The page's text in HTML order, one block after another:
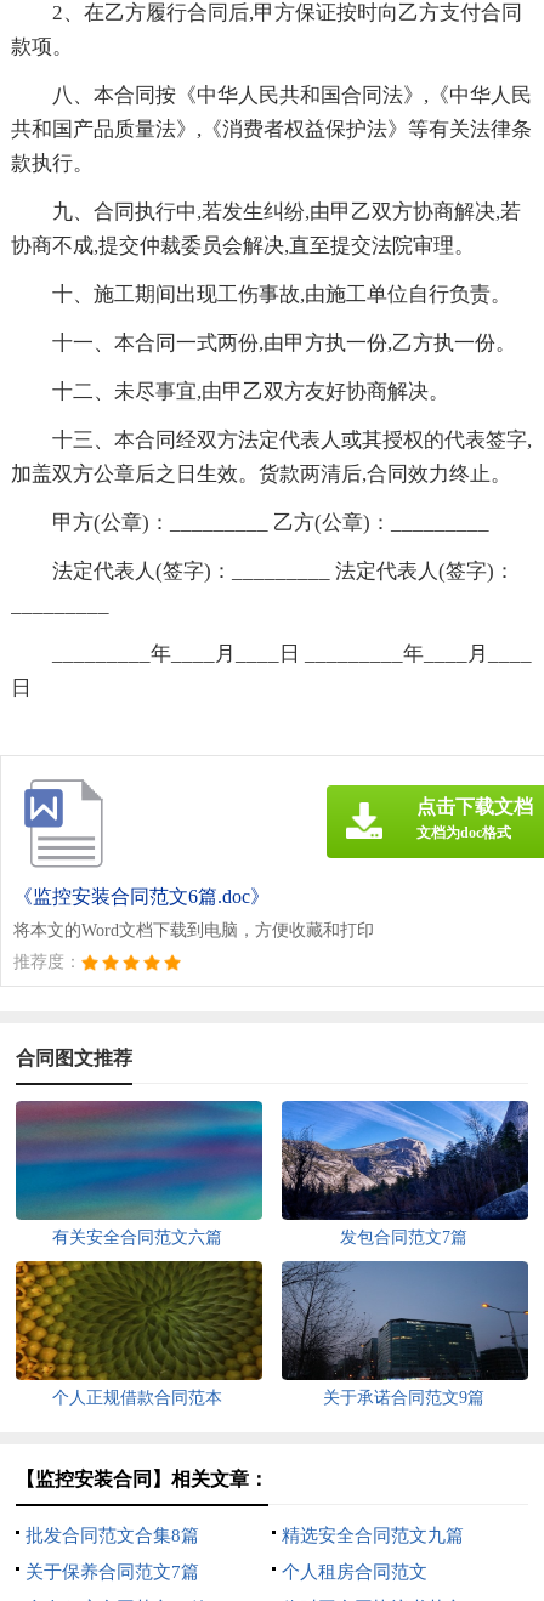
2、在乙方履行合同后,甲方保证按时向乙方支付合同
款项。
八、本合同按《中华人民共和国合同法》,《中华人民
共和国产品质量法》,《消费者权益保护法》等有关法律条
款执行。
九、合同执行中,若发生纠纷,由甲乙双方协商解决,若
协商不成,提交仲裁委员会解决,直至提交法院审理。
十、施工期间出现工伤事故,由施工单位自行负责。
十一、本合同一式两份,由甲方执一份,乙方执一份。
十二、未尽事宜,由甲乙双方友好协商解决。
十三、本合同经双方法定代表人或其授权的代表签字,
加盖双方公章后之日生效。货款两清后,合同效力终止。
甲方(公章)：_________ 乙方(公章)：_________
法定代表人(签字)：_________ 法定代表人(签字)：
_________年____月____日 _________年____月____
日
《监控安装合同范文6篇.doc》
将本文的Word文档下载到电脑，方便收藏和打印
推荐度：
点击下载文档
文档为doc格式
合同图文推荐
有关安全合同范文六篇 发包合同范文7篇
个人正规借款合同范本 关于承诺合同范文9篇
【监控安装合同】相关文章：
批发合同范文合集8篇
精选安全合同范文九篇
关于保养合同范文7篇
个人租房合同范文